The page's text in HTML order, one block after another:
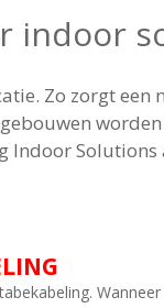
indoor
Zo zorgt
Indoor